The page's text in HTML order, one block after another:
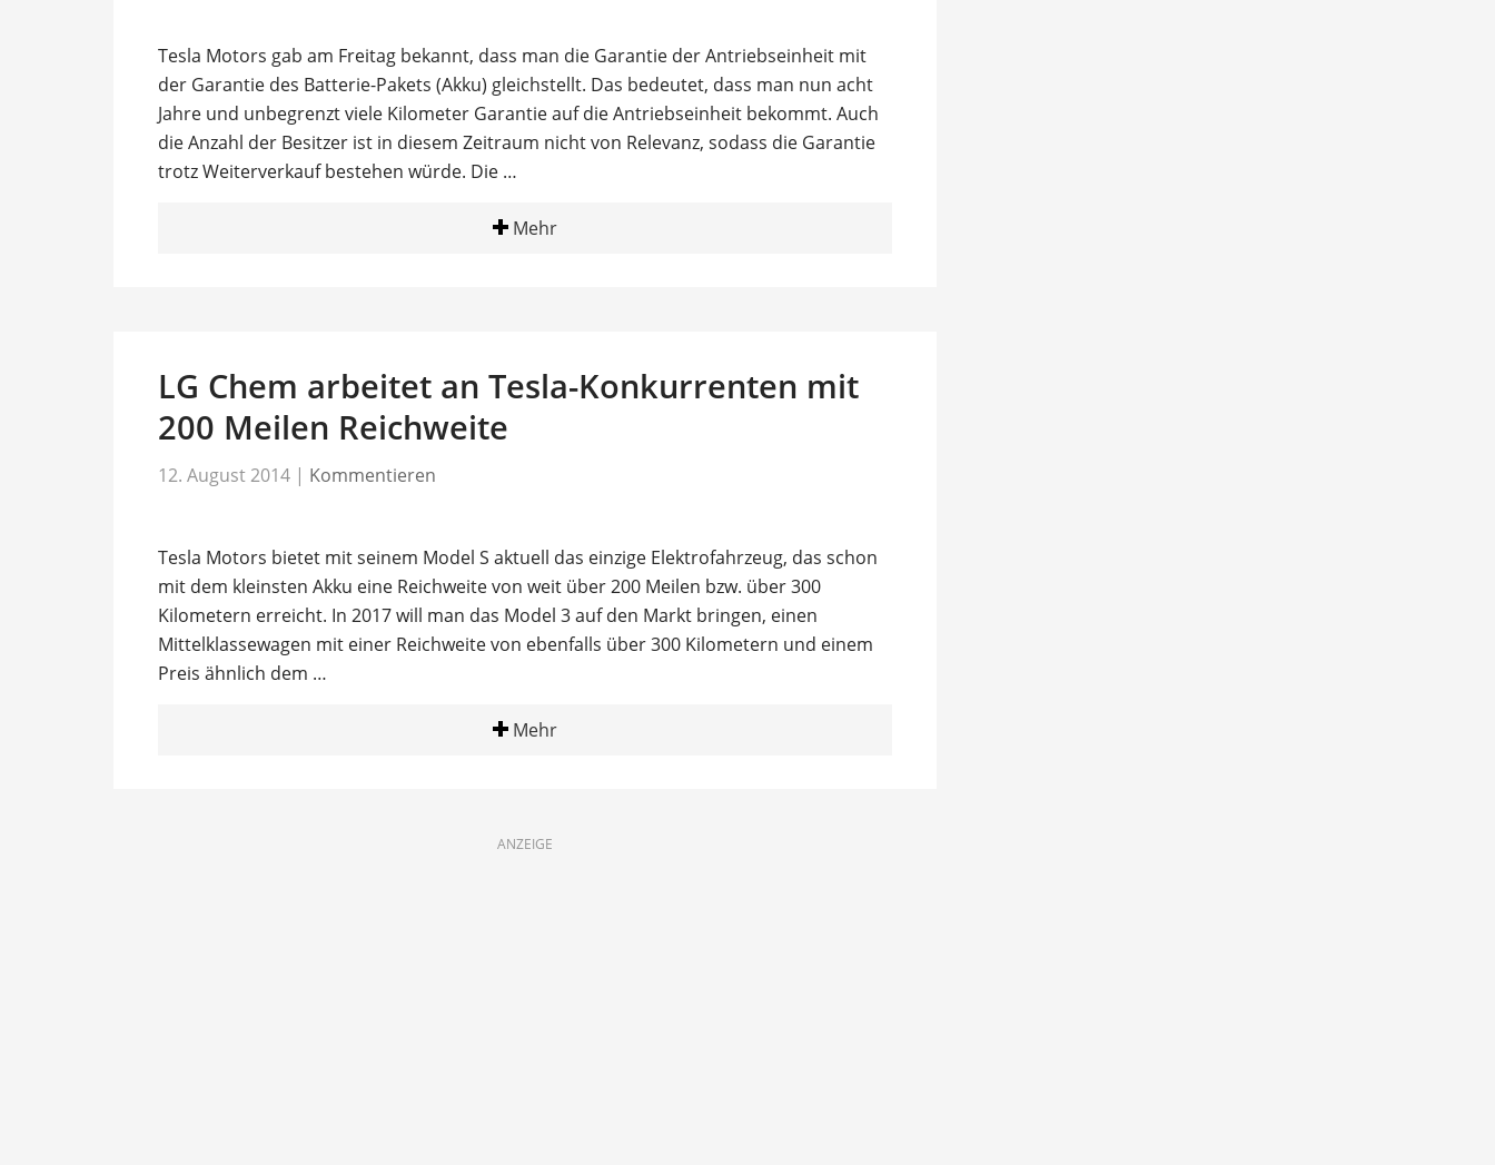
Tesla Motors gab am Freitag bekannt, dass man die Garantie der Antriebseinheit mit
der Garantie des Batterie-Pakets (Akku) gleichstellt. Das bedeutet, dass man nun acht
Jahre und unbegrenzt viele Kilometer Garantie auf die Antriebseinheit bekommt. Auch
die Anzahl der Besitzer ist in diesem Zeitraum nicht von Relevanz, sodass die Garantie
trotz Weiterverkauf bestehen würde. Die …
Mehr
LG Chem arbeitet an Tesla-Konkurrenten mit
200 Meilen Reichweite
12. August 2014 | Kommentieren
Tesla Motors bietet mit seinem Model S aktuell das einzige Elektrofahrzeug, das schon
mit dem kleinsten Akku eine Reichweite von weit über 200 Meilen bzw. über 300
Kilometern erreicht. In 2017 will man das Model 3 auf den Markt bringen, einen
Mittelklassewagen mit einer Reichweite von ebenfalls über 300 Kilometern und einem
Preis ähnlich dem …
Mehr
ANZEIGE